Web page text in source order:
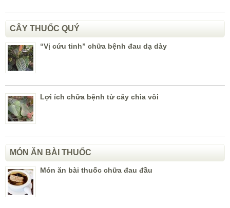
CÂY THUỐC QUÝ
“Vị cứu tinh” chữa bệnh đau dạ dày
Lợi ích chữa bệnh từ cây chìa vôi
MÓN ĂN BÀI THUỐC
Món ăn bài thuốc chữa đau đầu